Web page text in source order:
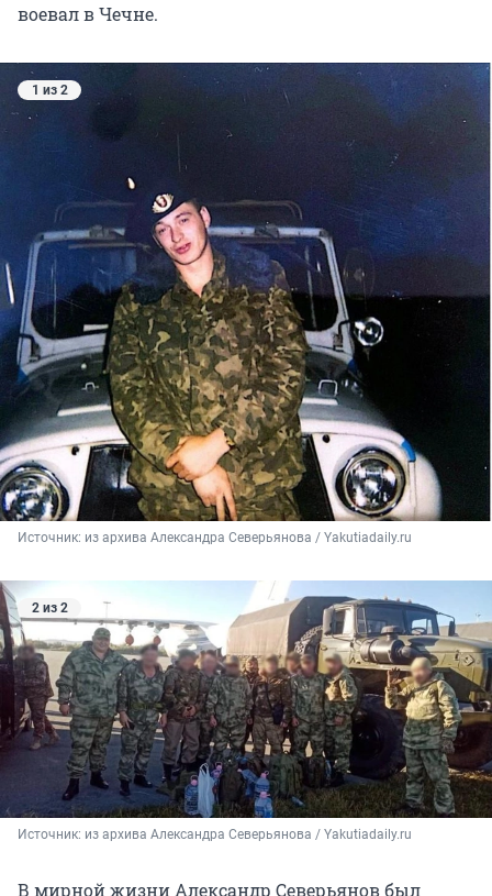
воевал в Чечне.
1 из 2
Источник: из архива Александра Северьянова / Yakutiadaily.ru
2 из 2
Источник: из архива Александра Северьянова / Yakutiadaily.ru
В мирной жизни Александр Северьянов был